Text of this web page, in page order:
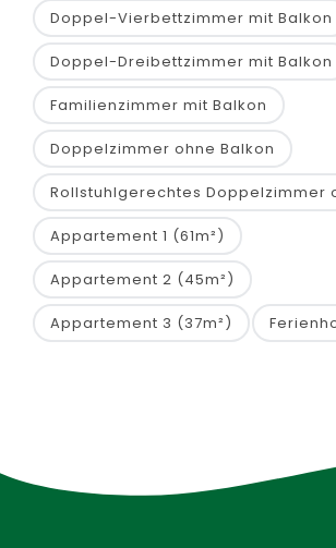
Doppel-Vierbettzimmer mit Balkon
Doppel-Dreibettzimmer mit Balkon
Familienzimmer mit Balkon
Doppelzimmer ohne Balkon
Rollstuhlgerechtes Doppelzimmer
Appartement 1 (61m²)
Appartement 2 (45m²)
Appartement 3 (37m²)